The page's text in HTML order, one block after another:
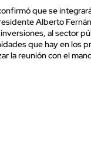
que se
Alberto
al sector
que hay en los
la reunión con el